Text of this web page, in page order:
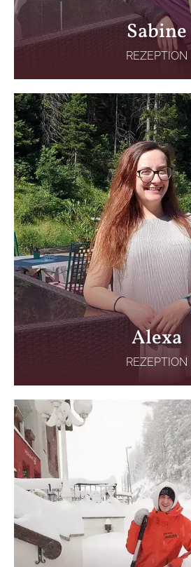
Sabine
REZEPTION
Alexa
REZEPTION